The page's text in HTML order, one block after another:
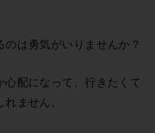
は勇気がいりませんか？
心配になって、行きたくて
ません。